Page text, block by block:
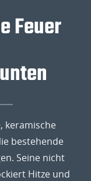
Feuer
keramische
bestehende
Seine nicht
Hitze und